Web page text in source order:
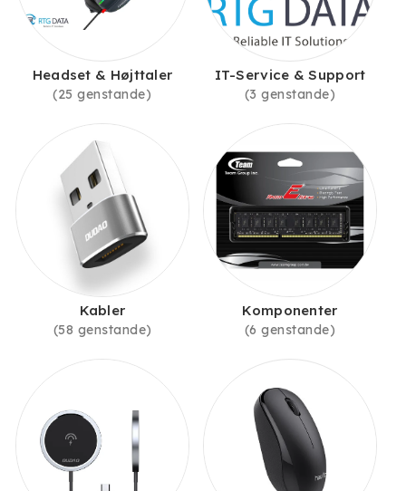
Headset & Højttaler
(25 genstande)
IT-Service & Support
(3 genstande)
Kabler
(58 genstande)
Komponenter
(6 genstande)